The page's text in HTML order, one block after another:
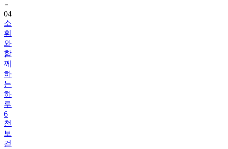
04
소
휘
와
함
께
하
는
하
루
6
천
보
걷